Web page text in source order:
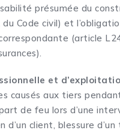
présumée du
Code civil) et
(article
et
causés aux tiers
de feu lors d’une
d’un client, blessure d’un